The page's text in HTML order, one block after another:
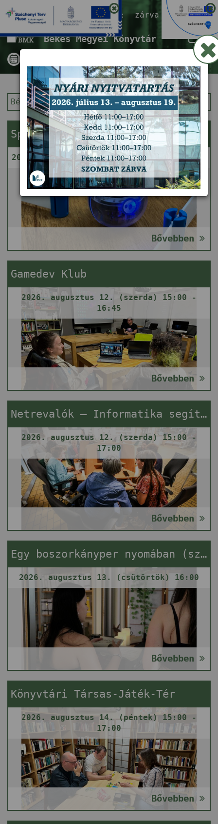
Nyitvatartás ma:zárva
Békés Megyei Könyvtár
Békés Megyei Könyvtár Kezdőlap
2026. augusztus 11. (kedd) 14:00 - 16:00
Bővebben
Gamedev Klub
2026. augusztus 12. (szerda) 15:00 -
16:45
Bővebben
Netrevalók – Informatika segítségnyújtás
2026. augusztus 12. (szerda) 15:00 -
17:00
Bővebben
Egy boszorkányper nyomában (szabadulós játék)
2026. augusztus 13. (csütörtök) 16:00
Bővebben
Könyvtári Társas-Játék-Tér
2026. augusztus 14. (péntek) 15:00 -
17:00
Bővebben